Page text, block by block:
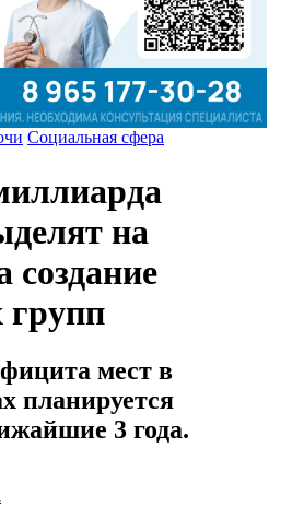
Социальная сфера
на
создание
групп
мест в
планируется
3 года.